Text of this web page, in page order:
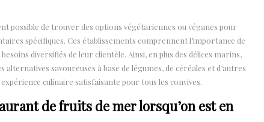
possible de trouver des options végétariennes ou véganes pour
spécifiques. Ces établissements comprennent l’importance de
diversifiés de leur clientèle. Ainsi, en plus des délices marins,
savoureuses à base de légumes, de céréales et d’autres
culinaire satisfaisante pour tous les convives.
de fruits de mer lorsqu’on est en